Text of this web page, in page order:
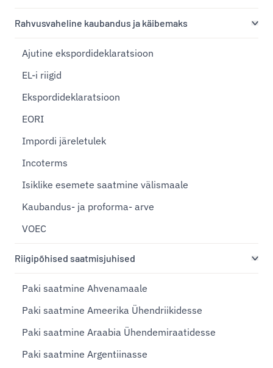
Rahvusvaheline kaubandus ja käibemaks
Ajutine ekspordideklaratsioon
EL-i riigid
Ekspordideklaratsioon
EORI
Impordi järeletulek
Incoterms
Isiklike esemete saatmine välismaale
Kaubandus- ja proforma- arve
VOEC
Riigipõhised saatmisjuhised
Paki saatmine Ahvenamaale
Paki saatmine Ameerika Ühendriikidesse
Paki saatmine Araabia Ühendemiraatidesse
Paki saatmine Argentiinasse